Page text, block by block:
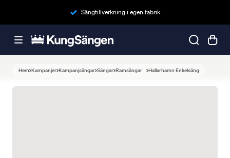
Sängtillverkning i egen fabrik
Hem Kampanjer Kampanjsängar Sängar Ramsängar Hallarhamn Enkelsäng